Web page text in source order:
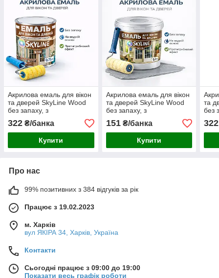
Акрилова емаль для вікон
та дверей SkyLine Wood
без запаху, з
протигрибковим ефектом,
біла, 0.75 л
322 ₴/банка
Купити
Акрилова емаль для вікон
та дверей SkyLine Wood
без запаху, з
протигрибковим ефектом,
сіра, 0.4 л
151₴/банка
Купити
та
без
322
Про нас
99% позитивних з 384 відгуків за рік
Працює з 19.02.2023
м. Харків
вул ЯКІРА 34, Харків, Україна
Контакти
Сьогодні працює з 09:00 до 19:00
Показати весь графік роботи